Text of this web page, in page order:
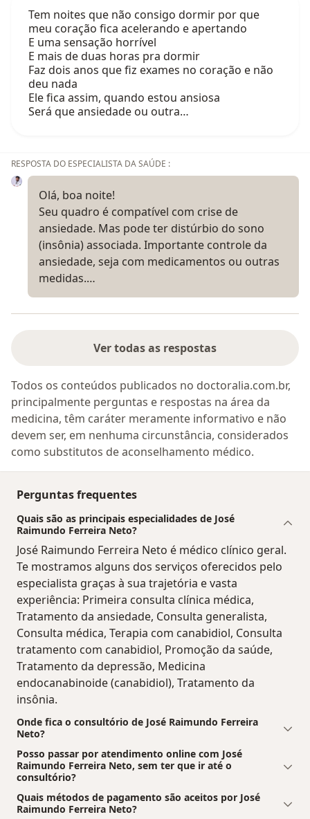
Tem noites que não consigo dormir por que
meu coração fica acelerando e apertando
E uma sensação horrível
E mais de duas horas pra dormir
Faz dois anos que fiz exames no coração e não
deu nada
Ele fica assim, quando estou ansiosa
Será que ansiedade ou outra…
RESPOSTA DO ESPECIALISTA DA SAÚDE :
Olá, boa noite!
Seu quadro é compatível com crise de
ansiedade. Mas pode ter distúrbio do sono
(insônia) associada. Importante controle da
ansiedade, seja com medicamentos ou outras
medidas.…
Ver todas as respostas
Todos os conteúdos publicados no doctoralia.com.br,
principalmente perguntas e respostas na área da
medicina, têm caráter meramente informativo e não
devem ser, em nenhuma circunstância, considerados
como substitutos de aconselhamento médico.
Perguntas frequentes
Quais são as principais especialidades de José
Raimundo Ferreira Neto?
José Raimundo Ferreira Neto é médico clínico geral.
Te mostramos alguns dos serviços oferecidos pelo
especialista graças à sua trajetória e vasta
experiência: Primeira consulta clínica médica,
Tratamento da ansiedade, Consulta generalista,
Consulta médica, Terapia com canabidiol, Consulta
tratamento com canabidiol, Promoção da saúde,
Tratamento da depressão, Medicina
endocanabinoide (canabidiol), Tratamento da
insônia.
Onde fica o consultório de José Raimundo Ferreira
Neto?
Posso passar por atendimento online com José
Raimundo Ferreira Neto, sem ter que ir até o
consultório?
Quais métodos de pagamento são aceitos por José
Raimundo Ferreira Neto?